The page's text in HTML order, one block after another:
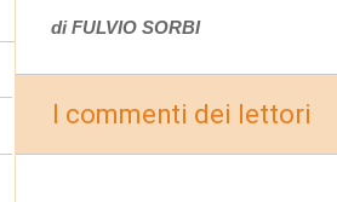
di FULVIO SORBI
I commenti dei lettori